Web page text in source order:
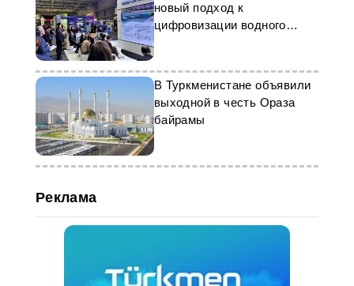
новый подход к
цифровизации водного
сектора
В Туркменистане объявили
выходной в честь Ораза
байрамы
Реклама